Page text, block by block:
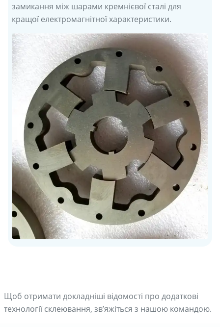
замикання між шарами кремнієвої сталі для
кращої електромагнітної характеристики.
Щоб отримати докладніші відомості про додаткові
технології склеювання, зв’яжіться з нашою командою.